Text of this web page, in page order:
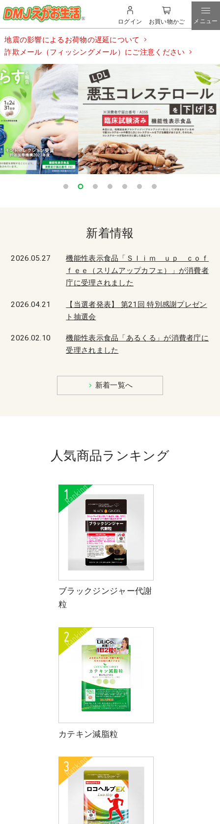
ログイン お買い物かご メニュー
地震の影響によるお荷物の遅延について
詐欺メール（フィッシングメール）にご注意ください
新着情報
2026.05.27
機能性表示食品「Ｓｌｉｍ ｕｐ ｃｏｆ
ｆｅｅ（スリムアップカフェ）」が消費者
庁に受理されました
2026.04.21
【当選者発表】 第21回 特別感謝プレゼン
ト抽選会
2026.02.10
機能性表示食品「あるくる」が消費者庁に
受理されました
新着一覧へ
人気商品ランキング
ブラックジンジャー代謝
粒
カテキン減脂粒